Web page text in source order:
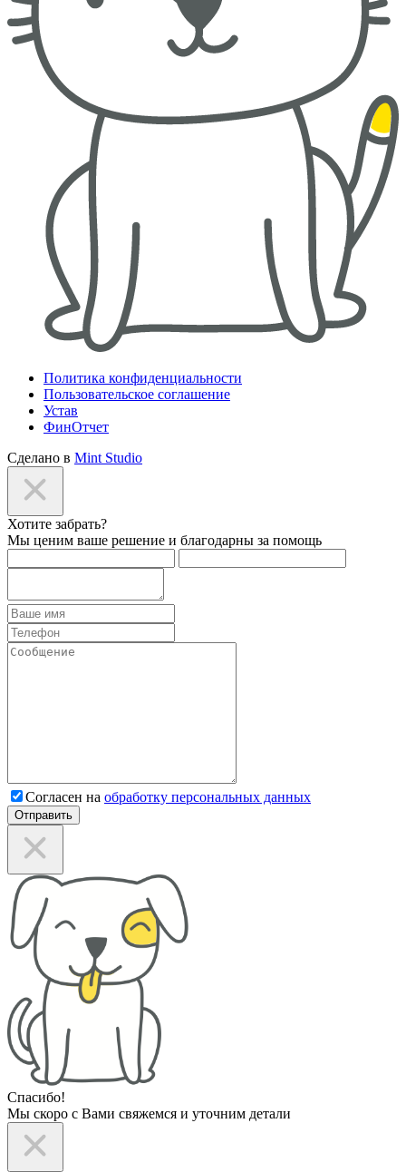
Политика конфиденциальности
Пользовательское соглашение
Устав
ФинОтчет
Сделано в Mint Studio
Хотите забрать?
Мы ценим ваше решение и благодарны за помощь
Согласен на обработку персональных данных
Отправить
Спасибо!
Мы скоро с Вами свяжемся и уточним детали